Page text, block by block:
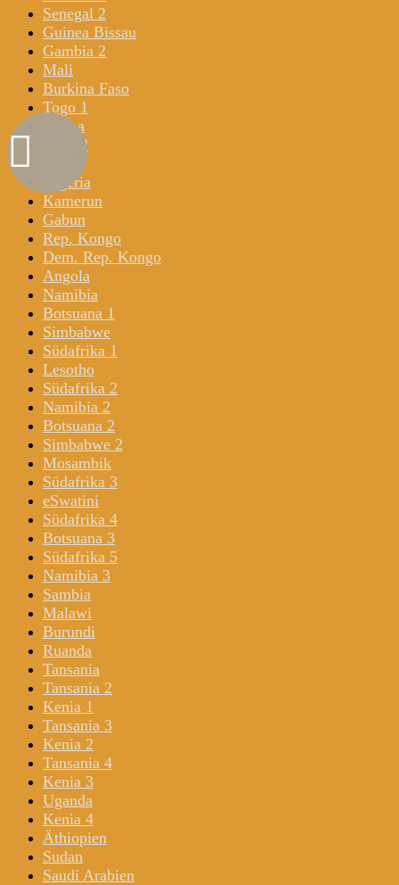
Senegal 2
Guinea Bissau
Gambia 2
Mali
Burkina Faso
Togo 1
Ghana
Togo 2
Nigeria
Kamerun
Gabun
Rep. Kongo
Dem. Rep. Kongo
Angola
Namibia
Botsuana 1
Simbabwe
Südafrika 1
Lesotho
Südafrika 2
Namibia 2
Botsuana 2
Simbabwe 2
Mosambik
Südafrika 3
eSwatini
Südafrika 4
Botsuana 3
Südafrika 5
Namibia 3
Sambia
Malawi
Burundi
Ruanda
Tansania
Tansania 2
Kenia 1
Tansania 3
Kenia 2
Tansania 4
Kenia 3
Uganda
Kenia 4
Äthiopien
Sudan
Saudi Arabien